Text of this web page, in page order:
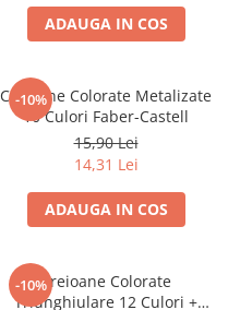
ADAUGA IN COS
-10%
Creioane Colorate Metalizate
10 Culori Faber-Castell
15,90 Lei
14,31 Lei
ADAUGA IN COS
-10%Creioane Colorate
Triunghiulare 12 Culori +